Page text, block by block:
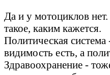
Да и у мотоциклов
такое, каким кажется.
Политическая
видимость есть, а
Здравоохранение -